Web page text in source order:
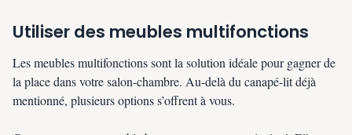
Utiliser des meubles multifonctions
Les meubles multifonctions sont la solution idéale pour gagner de
la place dans votre salon-chambre. Au-delà du canapé-lit déjà
mentionné, plusieurs options s’offrent à vous.